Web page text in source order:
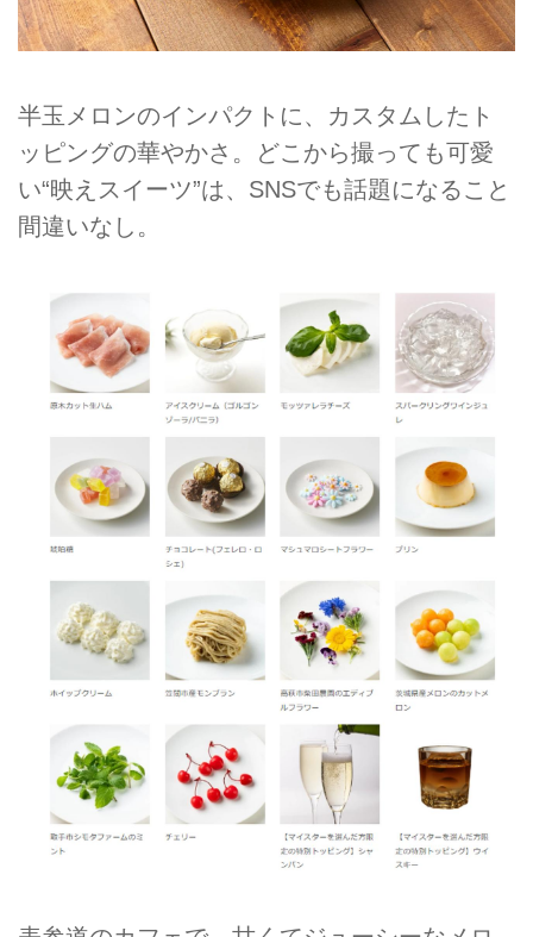
半玉メロンのインパクトに、カスタムしたト
ッピングの華やかさ。どこから撮っても可愛
い“映えスイーツ”は、SNSでも話題になること
間違いなし。